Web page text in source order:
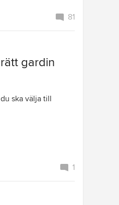
81
gardin
ska välja till
1